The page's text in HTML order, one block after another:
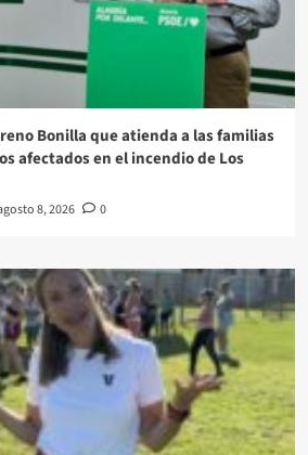
Bonilla que atienda a las familias
afectados en el incendio de Los
8, 2026 0